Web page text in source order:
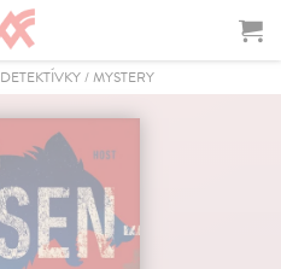
DETEKTÍVKY / MYSTERY